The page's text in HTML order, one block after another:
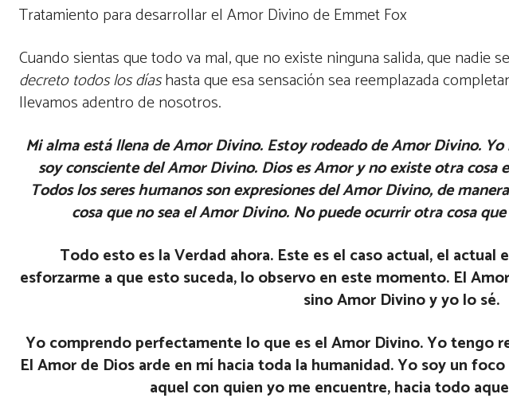
Tratamiento para desarrollar el Amor Divino de Emmet Fox
Cuando sientas que todo va mal, que no existe ninguna salida, que nadie
decreto todos los díashasta que esa sensación sea reemplazada
llevamos adentro de nosotros.
Mi alma está llena de Amor Divino. Estoy rodeado de Amor Divino.
soy consciente del Amor Divino. Dios es Amor y no existe otra cosa
Todos los seres humanos son expresiones del Amor Divino, de
cosa que no sea el Amor Divino. No puede ocurrir otra cosa
Todo esto es la Verdad ahora. Este es el caso actual, el actual
esforzarme a que esto suceda, lo observo en este momento. El
sino Amor Divino y yo lo sé.
Yo comprendo perfectamente lo que es el Amor Divino. Yo tengo
El Amor de Dios arde en mí hacia toda la humanidad. Yo soy un
aquel con quien yo me encuentre, hacia todo